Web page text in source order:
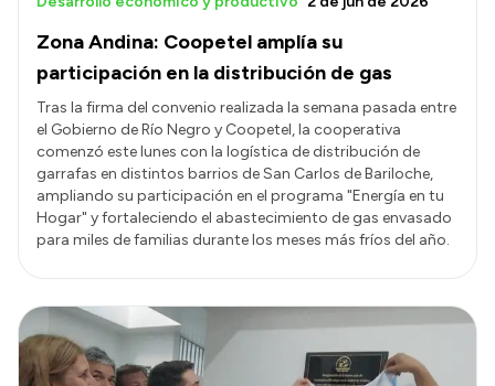
Zona Andina: Coopetel amplía su
participación en la distribución de gas
Tras la firma del convenio realizada la semana pasada entre
el Gobierno de Río Negro y Coopetel, la cooperativa
comenzó este lunes con la logística de distribución de
garrafas en distintos barrios de San Carlos de Bariloche,
ampliando su participación en el programa "Energía en tu
Hogar" y fortaleciendo el abastecimiento de gas envasado
para miles de familias durante los meses más fríos del año.